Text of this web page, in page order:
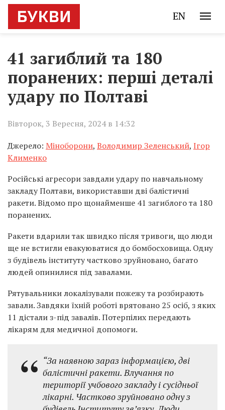
EN
41 загиблий та 180
поранених: перші деталі
удару по Полтаві
Вівторок, 3 Вересня, 2024 в 14:32
Джерело: Міноборони, Володимир Зеленський, Ігор
Клименко
Російські агресори завдали удару по навчальному
закладу Полтави, використавши дві балістичні
ракети. Відомо про щонайменше 41 загиблого та 180
поранених.
Ракети вдарили так швидко після тривоги, що люди
ще не встигли евакуюватися до бомбосховища. Одну
з будівель інституту частково зруйновано, багато
людей опинилися під завалами.
Рятувальники локалізували пожежу та розбирають
завали. Завдяки їхній роботі врятовано 25 осіб, з яких
11 дістали з-під завалів. Потерпілих передають
лікарям для медичної допомоги.
“За наявною зараз інформацією, дві
балістичні ракети. Влучання по
території учбового закладу і сусідньої
лікарні. Частково зруйновано одну з